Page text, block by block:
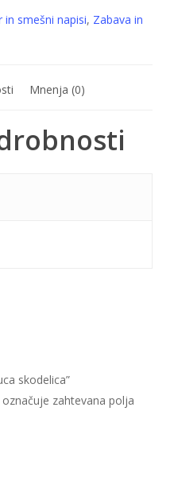
in smešni napisi, Zabava in
Mnenja (0)
skodelica”
označuje zahtevana polja